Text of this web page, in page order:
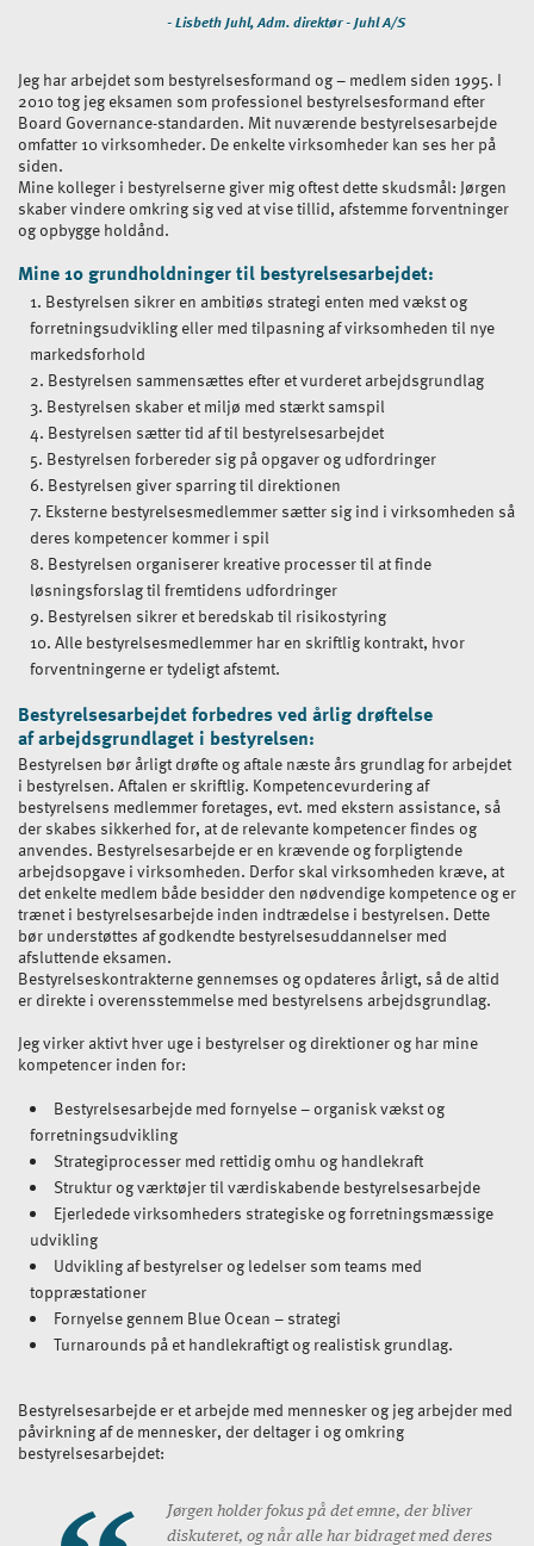
- Lisbeth Juhl, Adm. direktør - Juhl A/S
Jeg har arbejdet som bestyrelsesformand og – medlem siden 1995. I
2010 tog jeg eksamen som professionel bestyrelsesformand efter
Board Governance-standarden. Mit nuværende bestyrelsesarbejde
omfatter 10 virksomheder. De enkelte virksomheder kan ses her på
siden.
Mine kolleger i bestyrelserne giver mig oftest dette skudsmål: Jørgen
skaber vindere omkring sig ved at vise tillid, afstemme forventninger
og opbygge holdånd.
Mine 10 grundholdninger til bestyrelsesarbejdet:
Bestyrelsen sikrer en ambitiøs strategi enten med vækst og
forretningsudvikling eller med tilpasning af virksomheden til nye
markedsforhold
Bestyrelsen sammensættes efter et vurderet arbejdsgrundlag
Bestyrelsen skaber et miljø med stærkt samspil
Bestyrelsen sætter tid af til bestyrelsesarbejdet
Bestyrelsen forbereder sig på opgaver og udfordringer
Bestyrelsen giver sparring til direktionen
Eksterne bestyrelsesmedlemmer sætter sig ind i virksomheden så
deres kompetencer kommer i spil
Bestyrelsen organiserer kreative processer til at finde
løsningsforslag til fremtidens udfordringer
Bestyrelsen sikrer et beredskab til risikostyring
Alle bestyrelsesmedlemmer har en skriftlig kontrakt, hvor
forventningerne er tydeligt afstemt.
Bestyrelsesarbejdet forbedres ved årlig drøftelse
af arbejdsgrundlaget i bestyrelsen:
Bestyrelsen bør årligt drøfte og aftale næste års grundlag for arbejdet
i bestyrelsen. Aftalen er skriftlig. Kompetencevurdering af
bestyrelsens medlemmer foretages, evt. med ekstern assistance, så
der skabes sikkerhed for, at de relevante kompetencer findes og
anvendes. Bestyrelsesarbejde er en krævende og forpligtende
arbejdsopgave i virksomheden. Derfor skal virksomheden kræve, at
det enkelte medlem både besidder den nødvendige kompetence og er
trænet i bestyrelsesarbejde inden indtrædelse i bestyrelsen. Dette
bør understøttes af godkendte bestyrelsesuddannelser med
afsluttende eksamen.
Bestyrelseskontrakterne gennemses og opdateres årligt, så de altid
er direkte i overensstemmelse med bestyrelsens arbejdsgrundlag.
Jeg virker aktivt hver uge i bestyrelser og direktioner og har mine
kompetencer inden for:
Bestyrelsesarbejde med fornyelse – organisk vækst og
forretningsudvikling
Strategiprocesser med rettidig omhu og handlekraft
Struktur og værktøjer til værdiskabende bestyrelsesarbejde
Ejerledede virksomheders strategiske og forretningsmæssige
udvikling
Udvikling af bestyrelser og ledelser som teams med
toppræstationer
Fornyelse gennem Blue Ocean – strategi
Turnarounds på et handlekraftigt og realistisk grundlag.
Bestyrelsesarbejde er et arbejde med mennesker og jeg arbejder med
påvirkning af de mennesker, der deltager i og omkring
bestyrelsesarbejdet:
Jørgen holder fokus på det emne, der bliver
diskuteret, og når alle har bidraget med deres